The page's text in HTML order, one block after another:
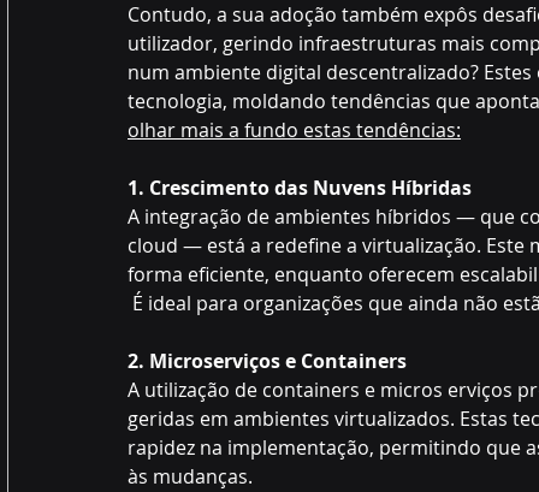
Contudo, a sua adoção também expôs
utilizador, gerindo infraestruturas mais
num ambiente digital descentralizado?
tecnologia, moldando tendências que
olhar mais a fundo estas tendências:
1. Crescimento das Nuvens Híbridas
A integração de ambientes híbridos — que
cloud — está a redefine a virtualização.
forma eficiente, enquanto oferecem
É ideal para organizações que ainda não
2. Microserviços e Containers
A utilização de containers e micros erviços
geridas em ambientes virtualizados. Estas
rapidez na implementação, permitindo que
às mudanças.